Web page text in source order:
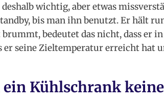
deshalb wichtig, aber etwas
bis man ihn benutzt. Er hält
brummt, bedeutet das nicht, dass er
er seine Zieltemperatur erreicht hat
ein Kühlschrank